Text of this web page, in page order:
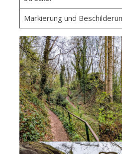
Markierung und